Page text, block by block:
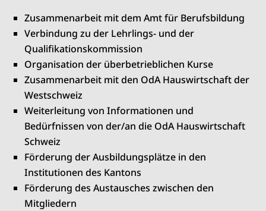
Zusammenarbeit mit dem Amt für Berufsbildung
Verbindung zu der Lehrlings- und der
Qualifikationskommission
Organisation der überbetrieblichen Kurse
Zusammenarbeit mit den OdA Hauswirtschaft der
Westschweiz
Weiterleitung von Informationen und
Bedürfnissen von der/an die OdA Hauswirtschaft
Schweiz
Förderung der Ausbildungsplätze in den
Institutionen des Kantons
Förderung des Austausches zwischen den
Mitgliedern